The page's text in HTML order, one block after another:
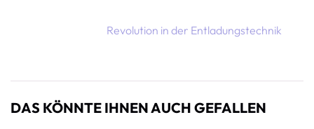
Revolution in der Entladungstechnik
DAS KÖNNTE IHNEN AUCH GEFALLEN